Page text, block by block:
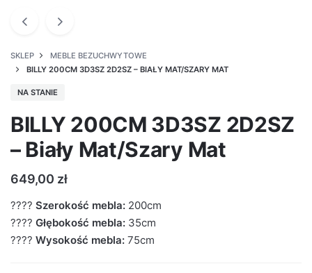
SKLEP
MEBLE BEZUCHWYTOWE
BILLY 200CM 3D3SZ 2D2SZ – BIAŁY MAT/SZARY MAT
NA STANIE
BILLY 200CM 3D3SZ 2D2SZ
– Biały Mat/Szary Mat
649,00 zł
???? Szerokość mebla: 200cm
???? Głębokość mebla: 35cm
???? Wysokość mebla: 75cm